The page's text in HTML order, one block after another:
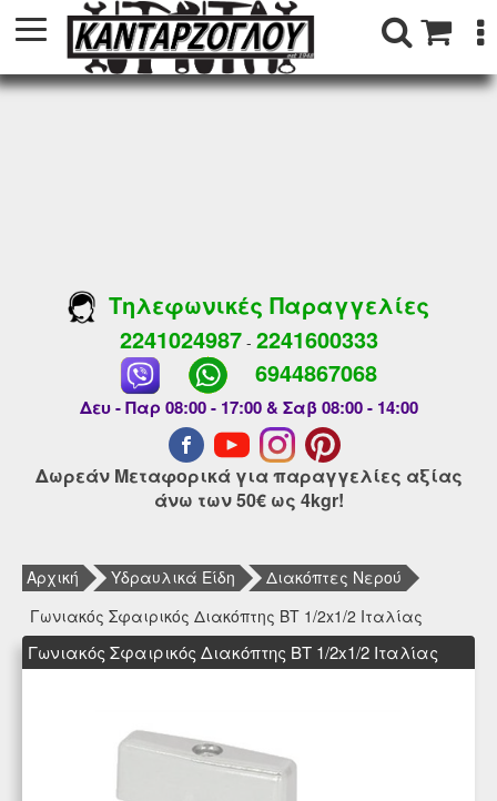
Τηλεφωνικές Παραγγελίες
2241024987- 2241600333
6944867068
Δευ - Παρ 08:00 - 17:00 & Σαβ 08:00 - 14:00
Δωρεάν Μεταφορικά για παραγγελίες αξίας
άνω των 50€ ως 4kgr!
Αρχική Υδραυλικά Είδη
Διακόπτες Νερού
Γωνιακός Σφαιρικός Διακόπτης ΒΤ 1/2x1/2 Ιταλίας
Γωνιακός Σφαιρικός Διακόπτης ΒΤ 1/2x1/2 Ιταλίας